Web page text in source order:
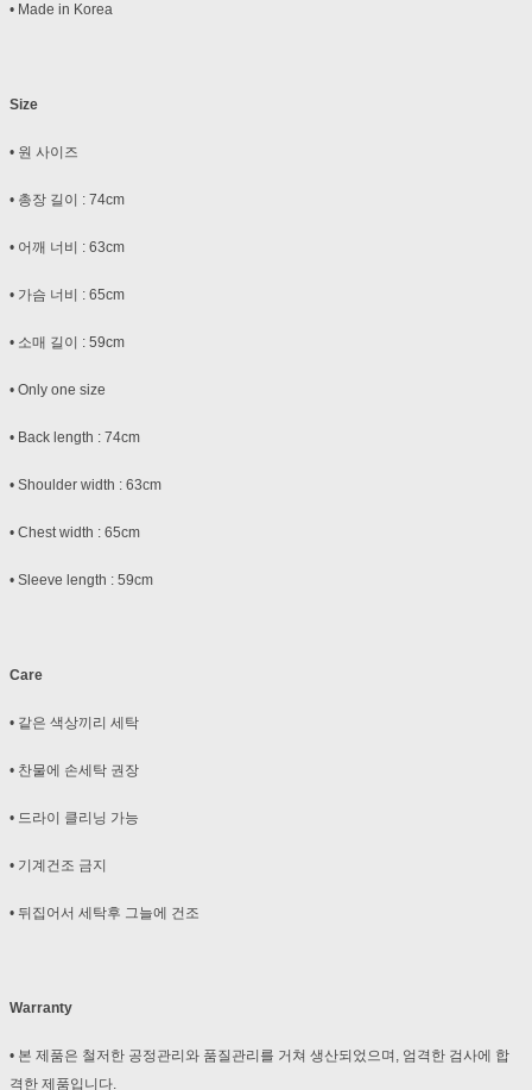
• Made in Korea
Size
• 원 사이즈
• 총장 길이 : 74cm
• 어깨 너비 : 63cm
• 가슴 너비 : 65cm
• 소매 길이 : 59cm
• Only one size
• Back length : 74cm
• Shoulder width : 63cm
• Chest width : 65cm
• Sleeve length : 59cm
Care
• 같은 색상끼리 세탁
• 찬물에 손세탁 권장
• 드라이 클리닝 가능
• 기계건조 금지
• 뒤집어서 세탁후 그늘에 건조
Warranty
• 본 제품은 철저한 공정관리와 품질관리를 거쳐 생산되었으며, 엄격한 검사에 합
격한 제품입니다.